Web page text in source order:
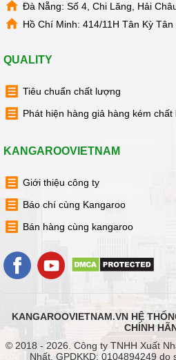
Đà Nẵng: Số 4, Chi Lăng, Hải
Hồ Chí Minh: 414/11H Tân Kỳ
QUALITY
Tiêu chuẩn chất lượng
Phát hiện hàng giả hàng kém chất
KANGAROOVIETNAM
Giới thiệu công ty
Báo chí cùng Kangaroo
Bán hàng cùng kangaroo
KANGAROOVIETNAM.VN HỆ
CHÍNH
© 2018 - 2026. Công ty TNHH Xuất
Nhất. GPDKKD: 0104894249 do